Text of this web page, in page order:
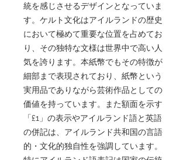
統を感じさせるデザインとなっていま
す。ケルト文化はアイルランドの歴史
において極めて重要な位置を占めてお
り、その独特な文様は世界中で高い人
気を誇ります。本紙幣でもその特徴が
細部まで表現されており、紙幣という
実用品でありながら芸術作品としての
価値を持っています。また額面を示す
「£1」の表示やアイルランド語と英語
の併記は、アイルランド共和国の言語
的・文化的独自性を強調しています。